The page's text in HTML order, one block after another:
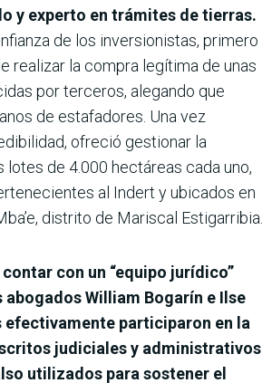
y experto en trámites de tierras.
de los inversionistas, primero
realizar la compra legítima de unas
por terceros, alegando que
de estafadores. Una vez
ofreció gestionar la
lotes de 4.000 hectáreas cada uno,
al Indert y ubicados en
distrito de Mariscal Estigarribia.
con un “equipo jurídico”
William Bogarín e Ilse
efectivamente participaron en la
judiciales y administrativos
utilizados para sostener el